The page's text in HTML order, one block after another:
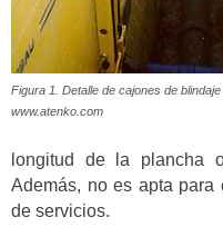
Figura 1. Detalle de cajones de
www.atenko.com
longitud de la plancha
Además, no es apta para
de servicios.